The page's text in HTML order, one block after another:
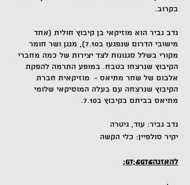
בקרוב.
נדב גביר הוא מוזיקאי בן קיבוץ חולית (אחד
מישובי הדרום שנפגעו ב7.10), מנגן ושר חומר
מקורי בשלל סגנונות לצד יצירות של כמה מחברי
הקיבוץ שנרצחו בטבח. במופע התרמה להפקת
אלבום של שחר מתיאס - מוזיקאית חברת
הקיבוץ שנרצחה עם בעלה המוסיקאי שלומי
מתיאס בביתם בקיבוץ ב7.10.
נדב גביר: עוד, גיטרה
יקיר סולפיין: כלי הקשה
להאזנה&gt;&gt;